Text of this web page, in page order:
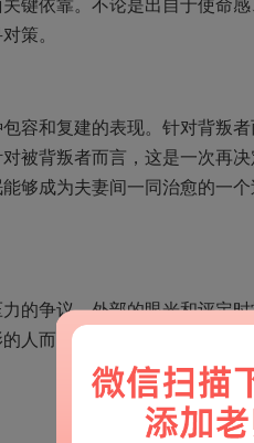
键依靠。不论是出自于使命
策。
和复建的表现。针对背叛者
被背叛者而言，这是一次再
够成为夫妻间一同治愈的一
争议。外部的眼光和评定时
人而言，她们一定要懂得没